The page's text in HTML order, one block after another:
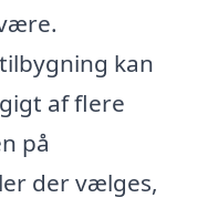
kan
af flere
på
der vælges,